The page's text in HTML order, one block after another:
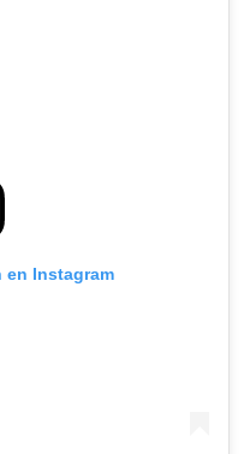
en Instagram